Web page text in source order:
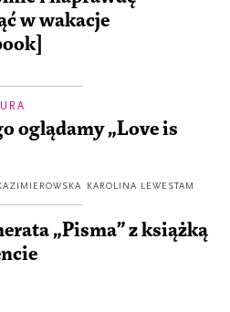
w wakacje
oglądamy „Love is
KAROLINA LEWESTAM
„Pisma” z książką